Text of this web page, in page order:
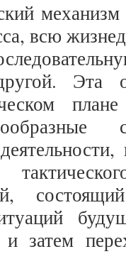
всю
Эта
и затем